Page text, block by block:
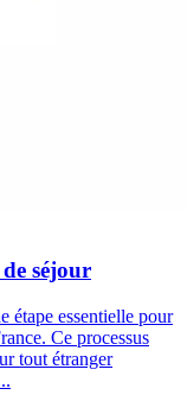
séjour
étape essentielle pour
Ce processus
tout étranger